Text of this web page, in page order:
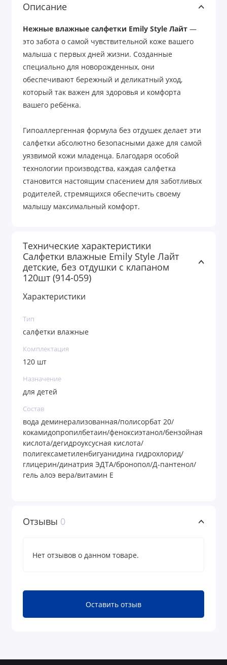
Описание
Нежные влажные салфетки Emily Style Лайт —
это забота о самой чувствительной коже вашего
малыша с первых дней жизни. Созданные
специально для новорожденных, они
обеспечивают бережный и деликатный уход,
который так важен для здоровья и комфорта
вашего ребёнка.
Гипоаллергенная формула без отдушек делает эти
салфетки абсолютно безопасными даже для самой
уязвимой кожи младенца. Благодаря особой
технологии производства, каждая салфетка
становится настоящим спасением для заботливых
родителей, стремящихся обеспечить своему
малышу максимальный комфорт.
Технические характеристики
Салфетки влажные Emily Style Лайт
детские, без отдушки с клапаном
120шт (914-059)
Характеристики
Тип
салфетки влажные
Комплектация
120 шт
Назначение
для детей
Состав
вода деминерализованная/полисорбат 20/
кокамидопропилбетаин/феноксиэтанол/бензойная
кислота/дегидроуксусная кислота/
полигексаметиленбигуанидина гидрохлорид/
глицерин/динатрия ЭДТА/бронопол/Д-пантенол/
гель алоэ вера/витамин Е
Отзывы 0
Нет отзывов о данном товаре.
Оставить отзыв